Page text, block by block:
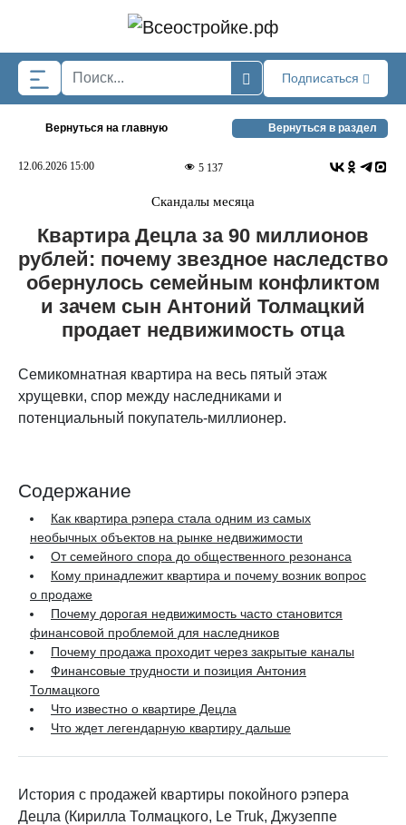
Подписаться
Вернуться на главную Вернуться в раздел
12.06.2026 15:00 5 137
Скандалы месяца
Квартира Децла за 90 миллионов
рублей: почему звездное наследство
обернулось семейным конфликтом
и зачем сын Антоний Толмацкий
продает недвижимость отца
Семикомнатная квартира на весь пятый этаж
хрущевки, спор между наследниками и
потенциальный покупатель-миллионер.
Содержание
Как квартира рэпера стала одним из самых
необычных объектов на рынке недвижимости
От семейного спора до общественного резонанса
Кому принадлежит квартира и почему возник вопрос
о продаже
Почему дорогая недвижимость часто становится
финансовой проблемой для наследников
Почему продажа проходит через закрытые каналы
Финансовые трудности и позиция Антония
Толмацкого
Что известно о квартире Децла
Что ждет легендарную квартиру дальше
История с продажей квартиры покойного рэпера
Децла (Кирилла Толмацкого, Le Truk, Джузеппе